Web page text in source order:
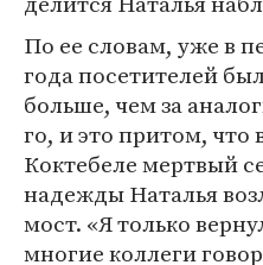
По ее словам, уже в
года посетителей
больше, чем за
го, и это притом, что
Коктебеле мертвый
надежды Наталья
мост. «Я только
многие коллеги